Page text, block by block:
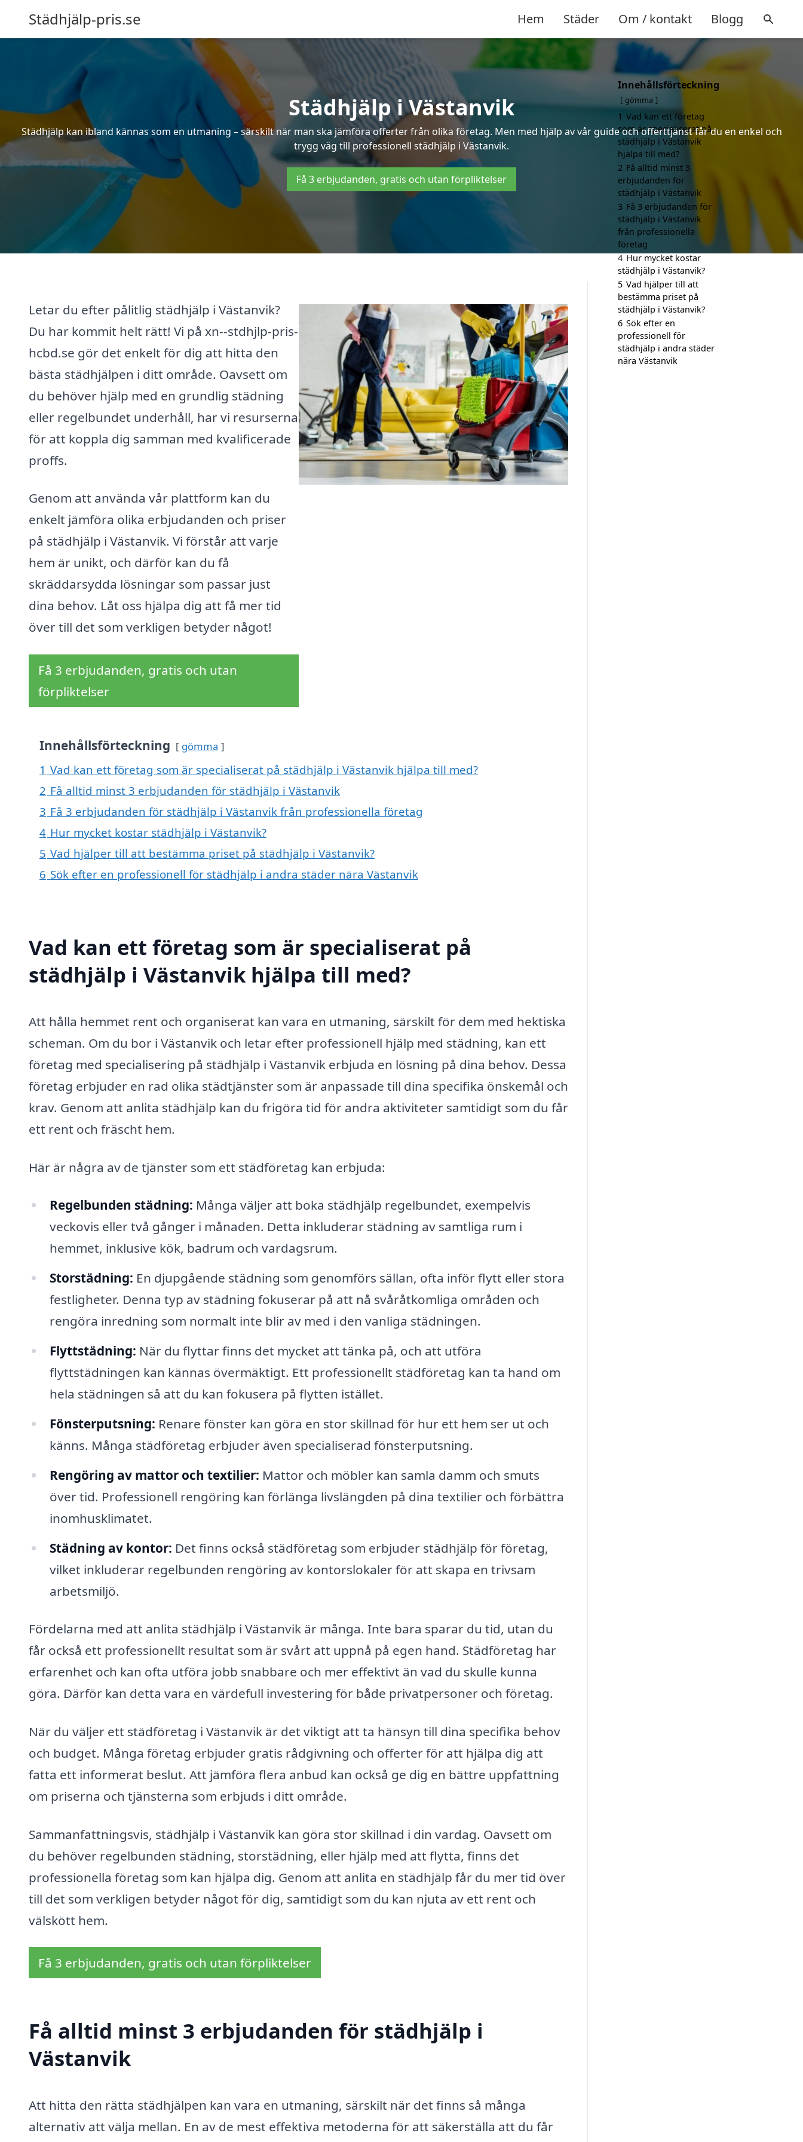
Städhjälp-pris.se Hem Städer Om / kontakt Blogg
Städhjälp i Västanvik
Städhjälp kan ibland kännas som en utmaning – särskilt när man ska jämföra offerter från olika företag. Men med hjälp av vår guide och offerttjänst får du en enkel och
trygg väg till professionell städhjälp i Västanvik.
Få 3 erbjudanden, gratis och utan förpliktelser
Letar du efter pålitlig städhjälp i Västanvik?
Du har kommit helt rätt! Vi på xn--stdhjlp-pris-
hcbd.se gör det enkelt för dig att hitta den
bästa städhjälpen i ditt område. Oavsett om
du behöver hjälp med en grundlig städning
eller regelbundet underhåll, har vi resurserna
för att koppla dig samman med kvalificerade
proffs.
Genom att använda vår plattform kan du
enkelt jämföra olika erbjudanden och priser
på städhjälp i Västanvik. Vi förstår att varje
hem är unikt, och därför kan du få
skräddarsydda lösningar som passar just
dina behov. Låt oss hjälpa dig att få mer tid
över till det som verkligen betyder något!
Få 3 erbjudanden, gratis och utan
förpliktelser
Innehållsförteckning gömma
1 Vad kan ett företag som är specialiserat på städhjälp i Västanvik hjälpa till med?
2 Få alltid minst 3 erbjudanden för städhjälp i Västanvik
3 Få 3 erbjudanden för städhjälp i Västanvik från professionella företag
4 Hur mycket kostar städhjälp i Västanvik?
5 Vad hjälper till att bestämma priset på städhjälp i Västanvik?
6 Sök efter en professionell för städhjälp i andra städer nära Västanvik
Vad kan ett företag som är specialiserat på
städhjälp i Västanvik hjälpa till med?
Att hålla hemmet rent och organiserat kan vara en utmaning, särskilt för dem med hektiska
scheman. Om du bor i Västanvik och letar efter professionell hjälp med städning, kan ett
företag med specialisering på städhjälp i Västanvik erbjuda en lösning på dina behov. Dessa
företag erbjuder en rad olika städtjänster som är anpassade till dina specifika önskemål och
krav. Genom att anlita städhjälp kan du frigöra tid för andra aktiviteter samtidigt som du får
ett rent och fräscht hem.
Här är några av de tjänster som ett städföretag kan erbjuda:
Regelbunden städning: Många väljer att boka städhjälp regelbundet, exempelvis
veckovis eller två gånger i månaden. Detta inkluderar städning av samtliga rum i
hemmet, inklusive kök, badrum och vardagsrum.
Storstädning: En djupgående städning som genomförs sällan, ofta inför flytt eller stora
festligheter. Denna typ av städning fokuserar på att nå svåråtkomliga områden och
rengöra inredning som normalt inte blir av med i den vanliga städningen.
Flyttstädning: När du flyttar finns det mycket att tänka på, och att utföra
flyttstädningen kan kännas övermäktigt. Ett professionellt städföretag kan ta hand om
hela städningen så att du kan fokusera på flytten istället.
Fönsterputsning: Renare fönster kan göra en stor skillnad för hur ett hem ser ut och
känns. Många städföretag erbjuder även specialiserad fönsterputsning.
Rengöring av mattor och textilier: Mattor och möbler kan samla damm och smuts
över tid. Professionell rengöring kan förlänga livslängden på dina textilier och förbättra
inomhusklimatet.
Städning av kontor: Det finns också städföretag som erbjuder städhjälp för företag,
vilket inkluderar regelbunden rengöring av kontorslokaler för att skapa en trivsam
arbetsmiljö.
Fördelarna med att anlita städhjälp i Västanvik är många. Inte bara sparar du tid, utan du
får också ett professionellt resultat som är svårt att uppnå på egen hand. Städföretag har
erfarenhet och kan ofta utföra jobb snabbare och mer effektivt än vad du skulle kunna
göra. Därför kan detta vara en värdefull investering för både privatpersoner och företag.
När du väljer ett städföretag i Västanvik är det viktigt att ta hänsyn till dina specifika behov
och budget. Många företag erbjuder gratis rådgivning och offerter för att hjälpa dig att
fatta ett informerat beslut. Att jämföra flera anbud kan också ge dig en bättre uppfattning
om priserna och tjänsterna som erbjuds i ditt område.
Sammanfattningsvis, städhjälp i Västanvik kan göra stor skillnad i din vardag. Oavsett om
du behöver regelbunden städning, storstädning, eller hjälp med att flytta, finns det
professionella företag som kan hjälpa dig. Genom att anlita en städhjälp får du mer tid över
till det som verkligen betyder något för dig, samtidigt som du kan njuta av ett rent och
välskött hem.
Få 3 erbjudanden, gratis och utan förpliktelser
Få alltid minst 3 erbjudanden för städhjälp i
Västanvik
Att hitta den rätta städhjälpen kan vara en utmaning, särskilt när det finns så många
alternativ att välja mellan. En av de mest effektiva metoderna för att säkerställa att du får
Innehållsförteckning
gömma
1 Vad kan ett företag
som är specialiserat på
städhjälp i Västanvik
hjälpa till med?
2 Få alltid minst 3
erbjudanden för
städhjälp i Västanvik
3 Få 3 erbjudanden för
städhjälp i Västanvik
från professionella
företag
4 Hur mycket kostar
städhjälp i Västanvik?
5 Vad hjälper till att
bestämma priset på
städhjälp i Västanvik?
6 Sök efter en
professionell för
städhjälp i andra städer
nära Västanvik